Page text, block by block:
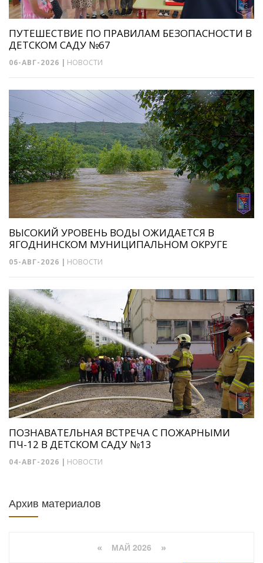
ПУТЕШЕСТВИЕ ПО ПРАВИЛАМ БЕЗОПАСНОСТИ В
ДЕТСКОМ САДУ №67
06-АВГ-2026 | НОВОСТИ
ВЫСОКИЙ УРОВЕНЬ ВОДЫ ОЖИДАЕТСЯ В
ЯГОДНИНСКОМ МУНИЦИПАЛЬНОМ ОКРУГЕ
05-АВГ-2026 | НОВОСТИ
ПОЗНАВАТЕЛЬНАЯ ВСТРЕЧА С ПОЖАРНЫМИ
ПЧ-12 В ДЕТСКОМ САДУ №13
04-АВГ-2026 | НОВОСТИ
Архив материалов
« МАЙ 2026 »